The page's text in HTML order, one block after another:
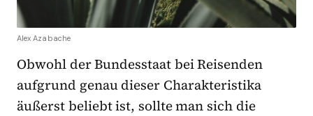
Alex Azabache
Obwohl der Bundesstaat bei Reisenden
aufgrund genau dieser Charakteristika
äußerst beliebt ist, sollte man sich die